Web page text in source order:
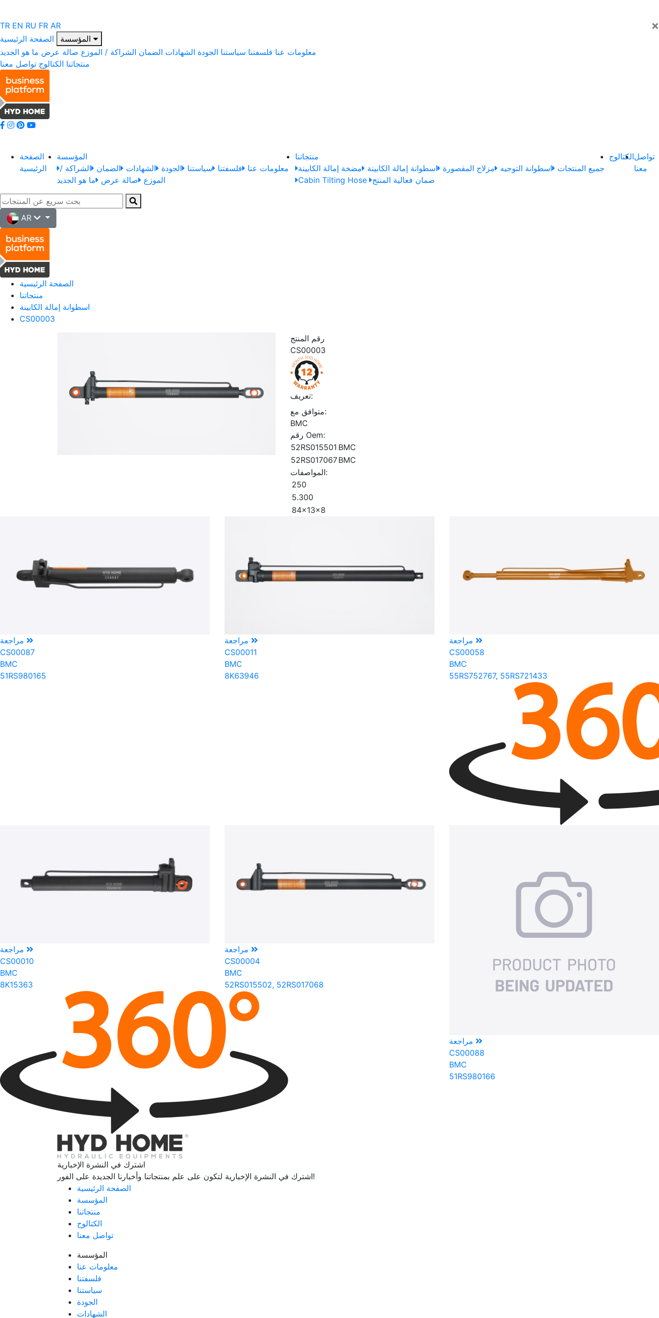
×
TR EN RU FR AR
الصفحة الرئيسية
معلومات عنا فلسفتنا سياستنا الجودة الشهادات الضمان الشراكة / الموزع صالة عرض ما هو الجديد
منتجاتنا الكتالوج تواصل معنا
الصفحة
الرئيسية
المؤسسة
معلومات عنا فلسفتنا سياستنا الجودة الشهادات الضمان الشراكة /
الموزع صالة عرض ما هو الجديد
منتجاتنا
جميع المنتجات
اسطوانة التوجيه مزلاج المقصورة اسطوانة إمالة الكابينة
مضخة إمالة الكابينة
Cabin Tilting Hose
ضمان فعالية المنتج
الكتالوجتواصل
معنا
AR
الصفحة الرئيسية
منتجاتنا
اسطوانة إمالة الكابينة
CS00003
رقم المنتج
CS00003
تعريف:
متوافق مع:
BMC
رقم Oem:
52RS015501 BMC
52RS017067BMC
المواصفات:
250
5.300
84x13x8
مراجعة
CS00087
BMC
51RS980165
مراجعة
CS00011
BMC
8K63946
مراجعة
CS00058
BMC
55RS752767, 55RS721433
مراجعة
CS00010
BMC
8K15363
مراجعة
CS00004
BMC
52RS015502, 52RS017068
مراجعة
CS00088
BMC
51RS980166
اشترك في النشرة الإخبارية
اشترك في النشرة الإخبارية لتكون على علم بمنتجاتنا وأخبارنا الجديدة على الفور!
الصفحة الرئيسية
المؤسسة
منتجاتنا
الكتالوج
تواصل معنا
المؤسسة
معلومات عنا
فلسفتنا
سياستنا
الجودة
الشهادات